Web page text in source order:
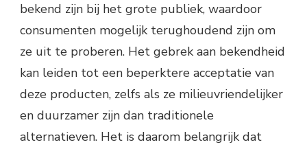
bekend zijn bij het grote publiek, waardoor
consumenten mogelijk terughoudend zijn om
ze uit te proberen. Het gebrek aan bekendheid
kan leiden tot een beperktere acceptatie van
deze producten, zelfs als ze milieuvriendelijker
en duurzamer zijn dan traditionele
alternatieven. Het is daarom belangrijk dat